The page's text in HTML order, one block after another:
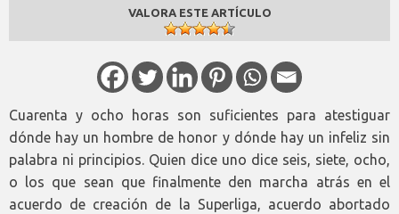
VALORA ESTE ARTÍCULO
Cuarenta y ocho horas son suficientes para atestiguar
dónde hay un hombre de honor y dónde hay un infeliz sin
palabra ni principios. Quien dice uno dice seis, siete, ocho,
o los que sean que finalmente den marcha atrás en el
acuerdo de creación de la Superliga, acuerdo abortado